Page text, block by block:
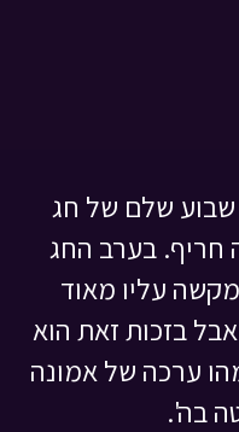
שלם של חג
בערב החג
עליו מאוד
בזכות זאת הוא
ערכה של אמונה
בה'.